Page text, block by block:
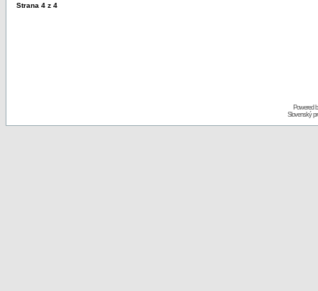
Strana 4 z 4
Powered
Slovenský